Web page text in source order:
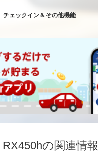
チェックイン＆その他機能
の関連情報